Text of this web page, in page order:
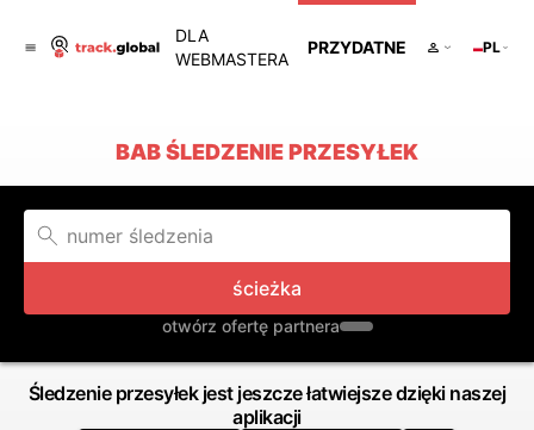
DLA
WEBMASTERA
PRZYDATNE PL
BAB ŚLEDZENIE PRZESYŁEK
ścieżka
otwórz ofertę partnera
Śledzenie przesyłek jest jeszcze łatwiejsze dzięki naszej
aplikacji